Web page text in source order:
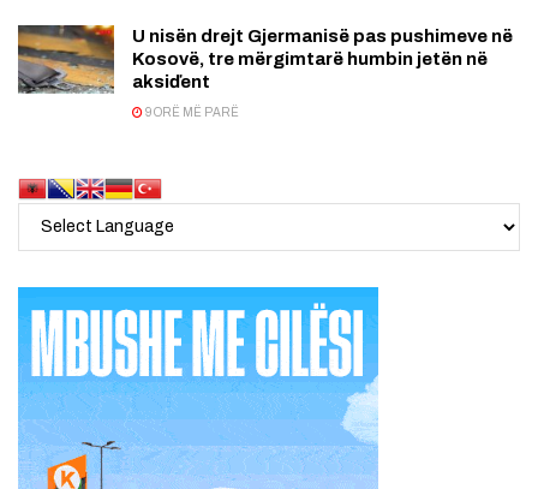
U nisën drejt Gjermanisë pas pushimeve në
Kosovë, tre mërgimtarë humbin jetën në
aksiďent
9 ORË MË PARË